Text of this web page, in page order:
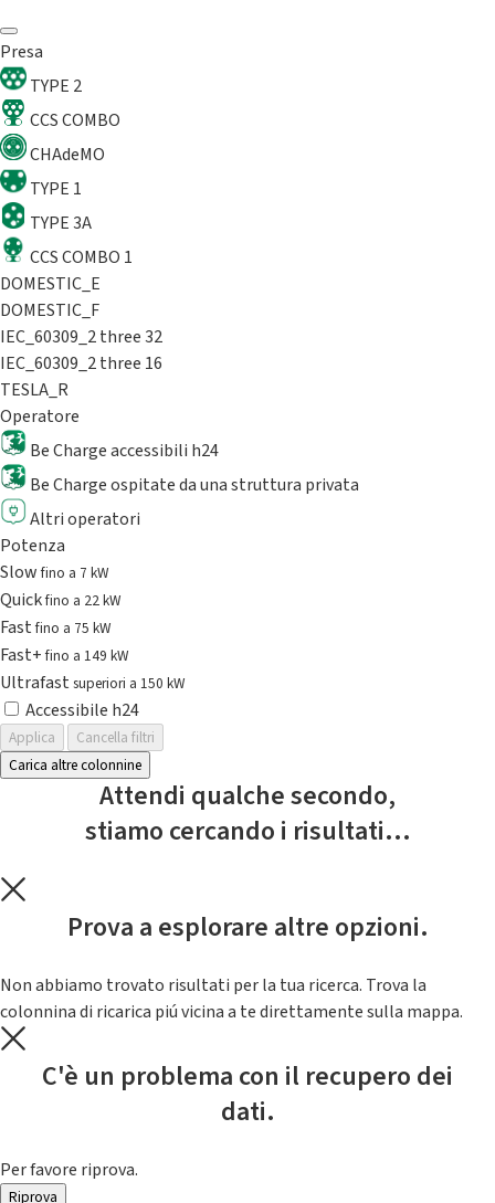
Presa
TYPE 2
CCS COMBO
CHAdeMO
TYPE 1
TYPE 3A
CCS COMBO 1
DOMESTIC_E
DOMESTIC_F
IEC_60309_2 three 32
IEC_60309_2 three 16
TESLA_R
Operatore
Be Charge accessibili h24
Be Charge ospitate da una struttura privata
Altri operatori
Potenza
Slowfino a 7 kW
Quickfino a 22 kW
Fastfino a 75 kW
Fast+fino a 149 kW
Ultrafast superiori a 150 kW
Accessibile h24
Applica
Cancella filtri
Carica altre colonnine
Attendi qualche secondo,
stiamo cercando i risultati...
Prova a esplorare altre opzioni.
Non abbiamo trovato risultati per la tua ricerca. Trova la
colonnina di ricarica piú vicina a te direttamente sulla mappa.
C'è un problema con il recupero dei
dati.
Per favore riprova.
Riprova